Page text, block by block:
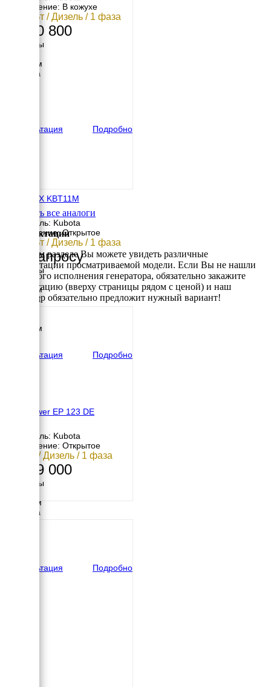
Исполнение: В кожухе
10.8 кВт / Дизель / 1 фаза
1 720 800
Размеры
1500 мм
Ширина
Консультация
Подробно
GENBOX KBT11M
Двигатель: Kubota
Исполнение: Открытое
10.8 кВт / Дизель / 1 фаза
По запросу
Размеры
1600 мм
Ширина
1205 мм
Консультация
Подробно
Europower EP 123 DE
Двигатель: Kubota
Исполнение: Открытое
11 кВт / Дизель / 1 фаза
1 259 000
Размеры
1150 мм
Ширина
Консультация
Подробно
Смотреть все аналоги
Комплектации
В данном разделе Вы можете увидеть различные
комплектации просматриваемой модели. Если Вы не нашли
требуемого исполнения генератора, обязательно закажите
консультацию (вверху страницы рядом с ценой) и наш
менеджер обязательно предложит нужный вариант!